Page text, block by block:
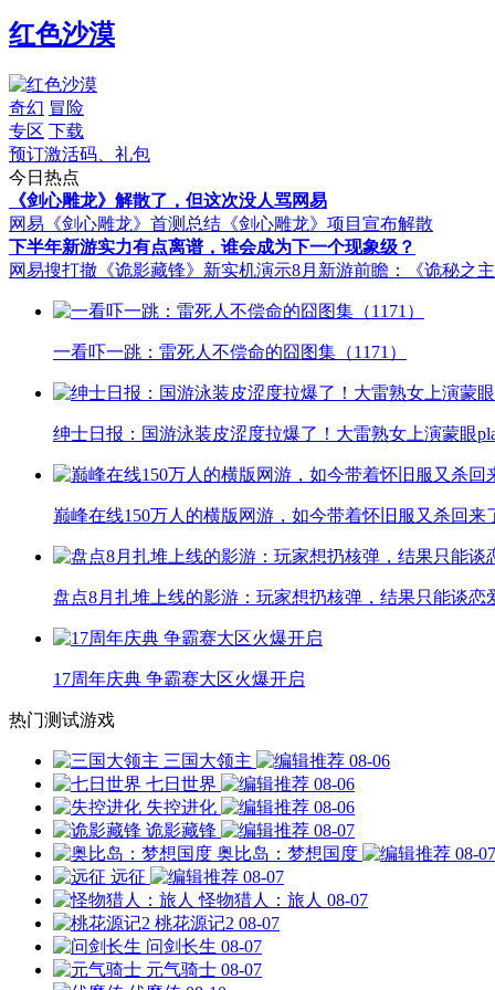
红色沙漠
奇幻 冒险
专区 下载
预订激活码、礼包
今日热点
《剑心雕龙》解散了，但这次没人骂网易
网易《剑心雕龙》首测总结 《剑心雕龙》项目宣布解散
下半年新游实力有点离谱，谁会成为下一个现象级？
网易搜打撤《诡影藏锋》新实机演示8月新游前瞻：《诡秘之
一看吓一跳：雷死人不偿命的囧图集（1171）
绅士日报：国游泳装皮涩度拉爆了！大雷熟女上演蒙眼
巅峰在线150万人的横版网游，如今带着怀旧服又杀回来
盘点8月扎堆上线的影游：玩家想扔核弹，结果只能谈恋
17周年庆典 争霸赛大区火爆开启
热门测试游戏
三国大领主
08-06
七日世界
08-06
失控进化
08-06
诡影藏锋
08-07
奥比岛：梦想国度
08-07
远征
08-07
怪物猎人：旅人 08-07
桃花源记2 08-07
问剑长生 08-07
元气骑士 08-07